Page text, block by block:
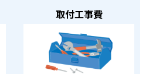
取付工事費